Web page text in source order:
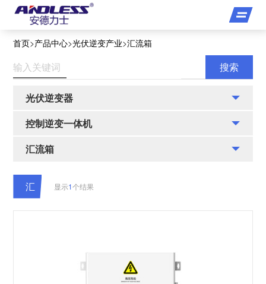
首页>产品中心>光伏逆变产业>汇流箱
光伏逆变器
控制逆变一体机
汇流箱
汇
流
显示1个结果